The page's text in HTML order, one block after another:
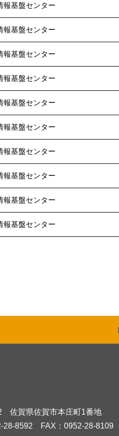
報基盤センター
報基盤センター
報基盤センター
報基盤センター
報基盤センター
報基盤センター
報基盤センター
報基盤センター
報基盤センター
報基盤センター
佐賀県佐賀市本庄町1番地
28-8592 FAX：0952-28-8109